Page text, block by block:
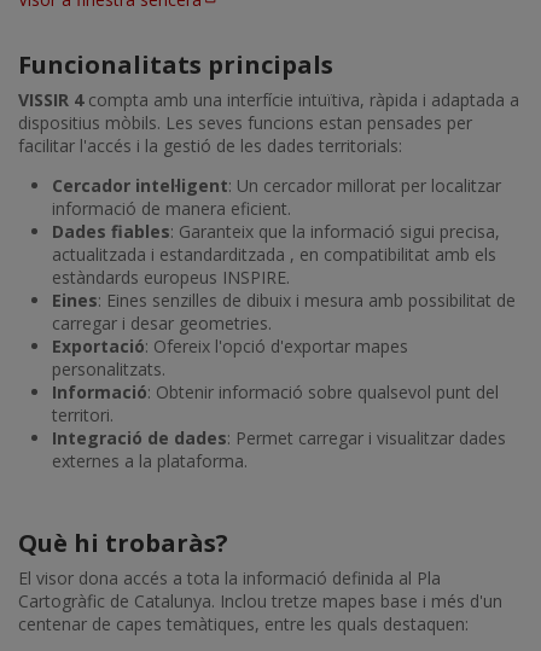
Funcionalitats principals
VISSIR 4compta amb una interfície intuïtiva, ràpida i adaptada a
dispositius mòbils. Les seves funcions estan pensades per
facilitar l'accés i la gestió de les dades territorials:
Cercador intel·ligent: Un cercador millorat per localitzar
informació de manera eficient.
Dades fiables: Garanteix que la informació sigui precisa,
actualitzada i estandarditzada , en compatibilitat amb els
estàndards europeus INSPIRE.
Eines: Eines senzilles de dibuix i mesura amb possibilitat de
carregar i desar geometries.
Exportació: Ofereix l'opció d'exportar mapes
personalitzats.
Informació: Obtenir informació sobre qualsevol punt del
territori.
Integració de dades: Permet carregar i visualitzar dades
externes a la plataforma.
Què hi trobaràs?
El visor dona accés a tota la informació definida al Pla
Cartogràfic de Catalunya. Inclou tretze mapes base i més d'un
centenar de capes temàtiques, entre les quals destaquen: